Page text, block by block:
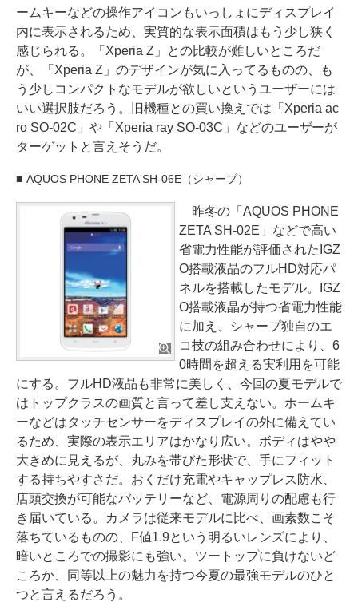
ームキーなどの操作アイコンもいっしょにディスプレイ
内に表示されるため、実質的な表示面積はもう少し狭く
感じられる。「Xperia Z」との比較が難しいところだ
が、「Xperia Z」のデザインが気に入ってるものの、も
う少しコンパクトなモデルが欲しいというユーザーには
いい選択肢だろう。旧機種との買い換えでは「Xperia ac
ro SO-02C」や「Xperia ray SO-03C」などのユーザーが
ターゲットと言えそうだ。
AQUOS PHONE ZETA SH-06E（シャープ）
昨冬の「AQUOS PHONE
ZETA SH-02E」などで高い
省電力性能が評価されたIGZ
O搭載液晶のフルHD対応パ
ネルを搭載したモデル。IGZ
O搭載液晶が持つ省電力性能
に加え、シャープ独自のエ
コ技の組み合わせにより、6
0時間を超える実利用を可能
にする。フルHD液晶も非常に美しく、今回の夏モデルで
はトップクラスの画質と言って差し支えない。ホームキ
ーなどはタッチセンサーをディスプレイの外に備えてい
るため、実際の表示エリアはかなり広い。ボディはやや
大きめに見えるが、丸みを帯びた形状で、手にフィット
する持ちやすさだ。おくだけ充電やキャップレス防水、
店頭交換が可能なバッテリーなど、電源周りの配慮も行
き届いている。カメラは従来モデルに比べ、画素数こそ
落ちているものの、F値1.9という明るいレンズにより、
暗いところでの撮影にも強い。ツートップに負けないど
ころか、同等以上の魅力を持つ今夏の最強モデルのひと
つと言えるだろう。